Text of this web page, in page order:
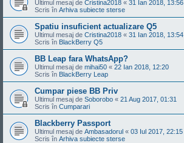
Ultimul mesaj de Cristina2018 « 31 Ian 2018, 13:56
Scris în Arhiva subiecte sterse
Spatiu insuficient actualizare Q5
Ultimul mesaj de Cristina2018 « 31 Ian 2018, 13:54
Scris în BlackBerry Q5
BB Leap fara WhatsApp?
Ultimul mesaj de mihai50 « 22 Ian 2018, 12:20
Scris în BlackBerry Leap
Cumpar piese BB Priv
Ultimul mesaj de Soborobo « 21 Aug 2017, 01:31
Scris în Cumparari
Blackberry Passport
Ultimul mesaj de Ambasadorul « 03 Iul 2017, 22:15
Scris în Arhiva subiecte sterse